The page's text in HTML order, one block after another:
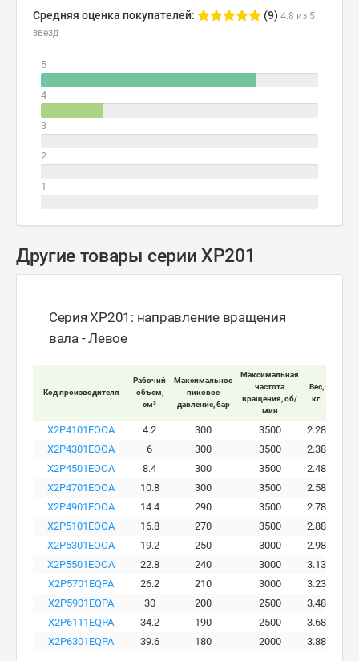
Средняя оценка покупателей: (9) 4.8 из 5
звезд
5
4
3
2
1
Другие товары серии XP201
Серия XP201: направление вращения
вала - Левое
Код производителя
Рабочий
объем,
см³
Максимальное
пиковое
давление, бар
Максимальная
частота
вращения, об/
мин
Вес,
кг.
X2P4101EOOA 4.2 300 3500 2.28
X2P4301EOOA
6 300 3500 2.38
X2P4501EOOA
8.4 300 3500 2.48
X2P4701EOOA
10.8 300 3500 2.58
X2P4901EOOA
14.4 290 3500 2.78
X2P5101EOOA
16.8 270 3500 2.88
X2P5301EOOA
19.2 250 3000 2.98
X2P5501EOOA
22.8 240 3000 3.13
X2P5701EQPA
26.2 210 3000 3.23
X2P5901EQPA
30 200 2500 3.48
X2P6111EQPA
34.2 190 2500 3.68
X2P6301EQPA
39.6 180 2000 3.88